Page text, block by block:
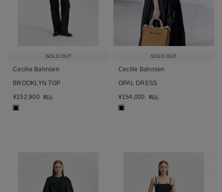
SOLD OUT
Cecilie Bahnsen
BROOKLYN TOP
¥152,900 税込
■
SOLD OUT
Cecilie Bahnsen
OPAL DRESS
¥154,000 税込
■